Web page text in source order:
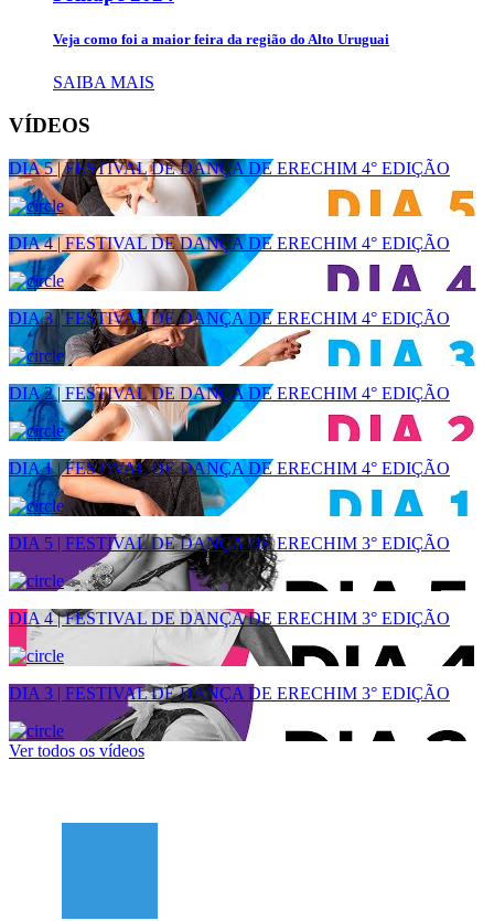
Veja como foi a maior feira da região do Alto Uruguai
SAIBA MAIS
VÍDEOS
DIA 5 | FESTIVAL DE DANÇA DE ERECHIM 4° EDIÇÃO
DIA 4 | FESTIVAL DE DANÇA DE ERECHIM 4° EDIÇÃO
DIA 3 | FESTIVAL DE DANÇA DE ERECHIM 4° EDIÇÃO
DIA 2 | FESTIVAL DE DANÇA DE ERECHIM 4° EDIÇÃO
DIA 1 | FESTIVAL DE DANÇA DE ERECHIM 4° EDIÇÃO
DIA 5 | FESTIVAL DE DANÇA DE ERECHIM 3° EDIÇÃO
DIA 4 | FESTIVAL DE DANÇA DE ERECHIM 3° EDIÇÃO
DIA 3 | FESTIVAL DE DANÇA DE ERECHIM 3° EDIÇÃO
Ver todos os vídeos